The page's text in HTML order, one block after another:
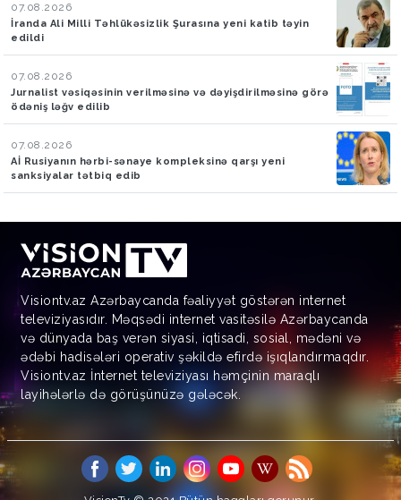
07.08.2026
İranda Ali Milli Təhlükəsizlik Şurasına yeni katib təyin
edildi
07.08.2026
Jurnalist vəsiqəsinin verilməsinə və dəyişdirilməsinə görə
ödəniş ləğv edilib
07.08.2026
Aİ Rusiyanın hərbi-sənaye kompleksinə qarşı yeni
sanksiyalar tətbiq edib
Visiontv.az Azərbaycanda fəaliyyət göstərən internet
televiziyasıdır. Məqsədi internet vasitəsilə Azərbaycanda
və dünyada baş verən siyasi, iqtisadi, sosial, mədəni və
ədəbi hadisələri operativ şəkildə efirdə işıqlandırmaqdır.
Visiontv.az İnternet televiziyası həmçinin maraqlı
layihələrlə də görüşünüzə gələcək.